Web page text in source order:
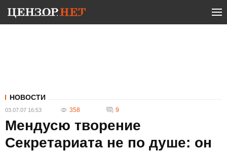
НОВОСТИ
03.07.07 16:53 358 9
Мендусю творение
Секретариата не по душе: он